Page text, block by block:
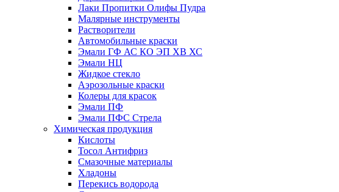
Лаки Пропитки Олифы Пудра
Малярные инструменты
Растворители
Автомобильные краски
Эмали ГФ АС КО ЭП ХВ ХС
Эмали НЦ
Жидкое стекло
Аэрозольные краски
Колеры для красок
Эмали ПФ
Эмали ПФС Стрела
Химическая продукция
Кислоты
Тосол Антифриз
Смазочные материалы
Хладоны
Перекись водорода